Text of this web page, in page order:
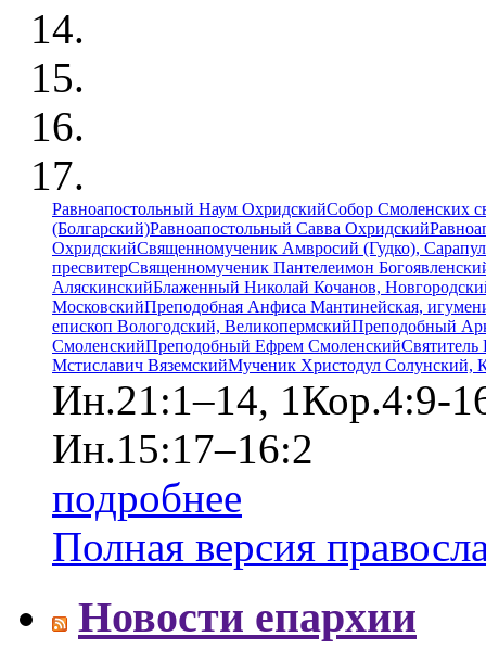
Равноапостольный Наум ОхридскийСобор Смоленских
(Болгарский)Равноапостольный Савва Охридский
ОхридскийСвященномученик Амвросий (Гудко),
пресвитерСвященномученик Пантелеимон
АляскинскийБлаженный Николай Кочанов,
МосковскийПреподобная Анфиса Мантинейская,
епископ Вологодский, ВеликопермскийПреподобный
СмоленскийПреподобный Ефрем СмоленскийСвятитель
Мстиславич ВяземскийМученик Христодул Солунский,
Ин.21:1–14, 1Кор.4:9-
Ин.15:17–16:2
подробнее
Полная версия
Новости епархии